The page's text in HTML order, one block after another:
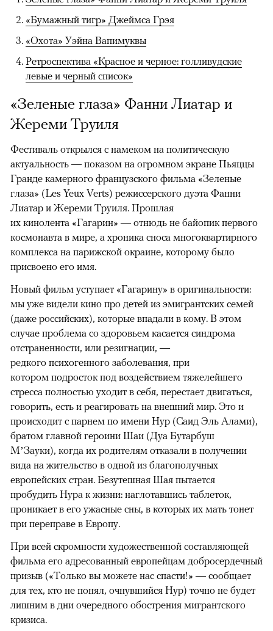
«Бумажный тигр» Джеймса Грэя
«Охота» Уэйна Вапимуквы
Ретроспектива «Красное и черное: голливудские
левые и черный список»
«Зеленые глаза» Фанни Лиатар и
Жереми Труиля
Фестиваль открылся с намеком на политическую
актуальность — показом на огромном экране Пьяццы
Гранде камерного французского фильма «Зеленые
глаза» (Les Yeux Verts) режиссерского дуэта Фанни
Лиатар и Жереми Труиля. Прошлая
их кинолента «Гагарин» — отнюдь не байопик первого
космонавта в мире, а хроника сноса многоквартирного
комплекса на парижской окраине, которому было
присвоено его имя.
Новый фильм уступает «Гагарину» в оригинальности:
мы уже видели кино про детей из эмигрантских семей
(даже российских), которые впадали в кому. В этом
случае проблема со здоровьем касается синдрома
отстраненности, или резигнации, —
редкого психогенного заболевания, при
котором подросток под воздействием тяжелейшего
стресса полностью уходит в себя, перестает двигаться,
говорить, есть и реагировать на внешний мир. Это и
происходит с парнем по имени Нур (Саид Эль Алами),
братом главной героини Шаи (Дуа Бутарбуш
М’Зауки), когда их родителям отказали в получении
вида на жительство в одной из благополучных
европейских стран. Безутешная Шая пытается
пробудить Нура к жизни: наглотавшись таблеток,
проникает в его ужасные сны, в которых их мать тонет
при переправе в Европу.
При всей скромности художественной составляющей
фильма его адресованный европейцам добросердечный
призыв («Только вы можете нас спасти!» — сообщает
для тех, кто не понял, очнувшийся Нур) точно не будет
лишним в дни очередного обострения мигрантского
кризиса.